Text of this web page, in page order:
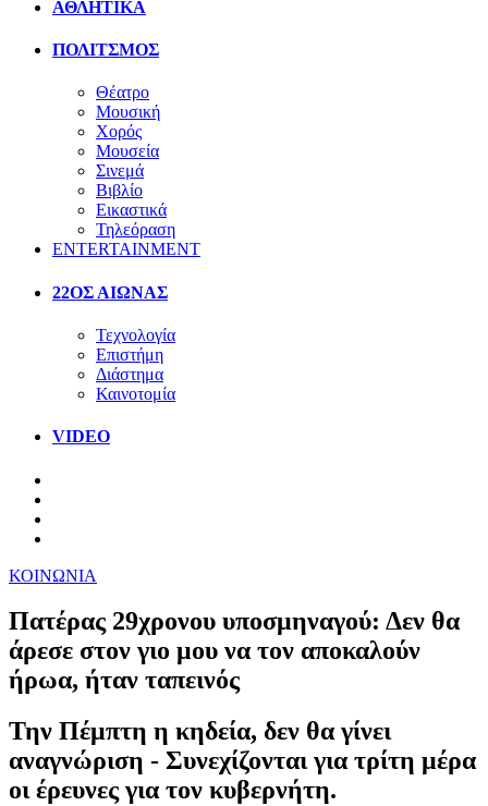
ΑΘΛΗΤΙΚΑ
ΠΟΛΙΤΣΜΟΣ
Θέατρο
Μουσική
Χορός
Μουσεία
Σινεμά
Βιβλίο
Εικαστικά
Τηλεόραση
ENTERTAINMENT
22ΟΣ ΑΙΩΝΑΣ
Τεχνολογία
Επιστήμη
Διάστημα
Καινοτομία
VIDEO
ΚΟΙΝΩΝΙΑ
Πατέρας 29χρονου υποσμηναγού: Δεν θα
άρεσε στον γιο μου να τον αποκαλούν
ήρωα, ήταν ταπεινός
Την Πέμπτη η κηδεία, δεν θα γίνει
αναγνώριση - Συνεχίζονται για τρίτη μέρα
οι έρευνες για τον κυβερνήτη.